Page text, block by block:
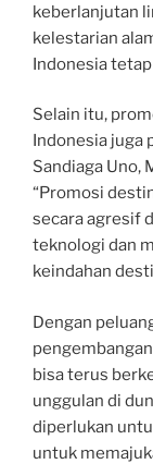
keberlanjutan
kelestarian
Indonesia
Selain itu,
Indonesia juga
Sandiaga Uno,
“Promosi
secara agresif
teknologi dan
keindahan
Dengan
bisa terus
unggulan di
diperlukan
untuk